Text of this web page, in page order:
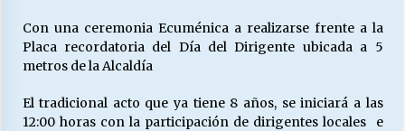
28/05/2026
Con una ceremonia Ecuménica a realizarse frente a la
Placa recordatoria del Día del Dirigente ubicada a 5
metros de la Alcaldía
El tradicional acto que ya tiene 8 años, se iniciará a las
12:00 horas con la participación de dirigentes locales e